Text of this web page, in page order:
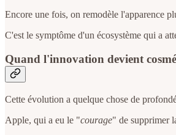
Encore une fois, on remodèle l'apparence
C'est le symptôme d'un écosystème qui a
Quand l'innovation devient
Cette évolution a quelque chose de
Apple, qui a eu le "courage" de supprimer